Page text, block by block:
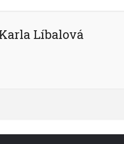
Líbalová